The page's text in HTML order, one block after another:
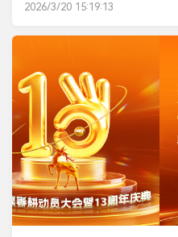
2026/3/20 15:19:13